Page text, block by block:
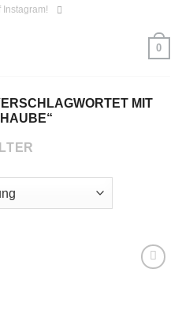
Instagram!
0
MIT